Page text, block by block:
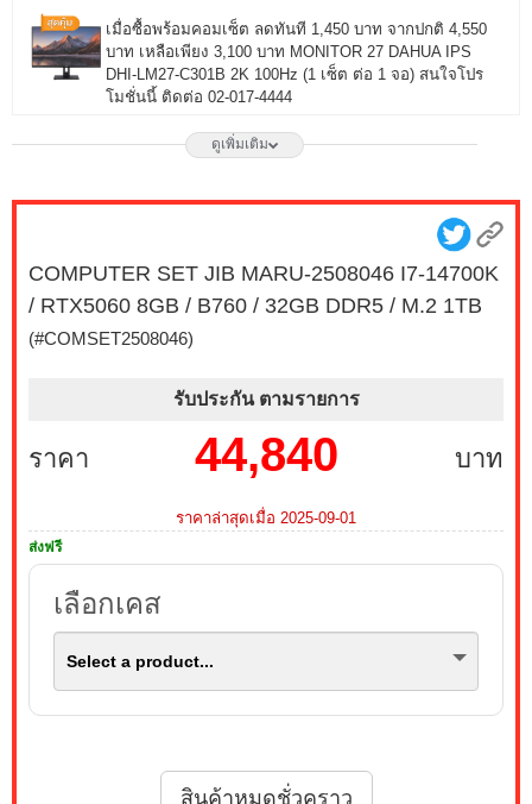
เมื่อซื้อพร้อมคอมเซ็ต ลดทันที 1,450 บาท จากปกติ 4,550
บาท เหลือเพียง 3,100 บาท MONITOR 27 DAHUA IPS
DHI-LM27-C301B 2K 100Hz (1 เซ็ต ต่อ 1 จอ) สนใจโปร
โมชั่นนี้ ติดต่อ 02-017-4444
เมื่อซื้อพร้อมคอมเซ็ต ลดทันที 1,750 บาท จากปกติ 6,650
27G550B-B 300Hz G-SYNC-COM (1 เซ็ต ต่อ 1 จอ)
บาท เหลือเพียง 2,300 บาท MONITOR 23.8 MSI IPS
PRO MP243L E14 144Hz FREESYNC (1 เซ็ต ต่อ 1 จอ)
ซื้อพร้อมคอมเซ็ต ลดทันที 200 บาท จากปกติ 1,000 บาท
เหลือเพียง 800 บาท (เฉพาะกรุงเทพฯ และปริมณฑล)
บาท เหลือเพียง 2,800 บาท MONITOR 27 MSI IPS PRO
MP273L E14 144Hz FREESYNC (1 เซ็ต ต่อ 1 จอ) สนใจ
โปรโมชั่นนี้ ติดต่อ 02-017-4444
ดูเพิ่มเติม
COMPUTER SET JIB MARU-2508046 I7-14700K
/ RTX5060 8GB / B760 / 32GB DDR5 / M.2 1TB
(#COMSET2508046)
รับประกัน ตามรายการ
ราคา บาท
44,840
ราคาล่าสุดเมื่อ 2025-09-01
ส่งฟรี
เลือกเคส
Select a product...
สินค้าหมดชั่วคราว